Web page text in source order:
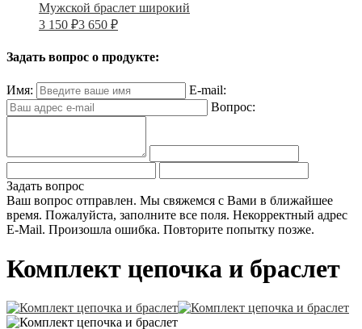
Мужской браслет широкий
3 150 ₽3 650 ₽
Задать вопрос о продукте:
Имя:
E-mail:
Вопрос:
Задать вопрос
Ваш вопрос отправлен. Мы свяжемся с Вами в ближайшее
время. Пожалуйста, заполните все поля. Некорректный адрес
E-Mail. Произошла ошибка. Повторите попытку позже.
Комплект цепочка и браслет